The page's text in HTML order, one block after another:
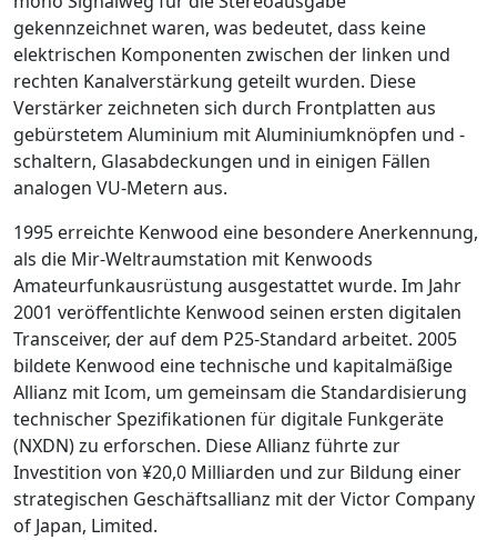
gekennzeichnet waren, was bedeutet, dass keine
elektrischen Komponenten zwischen der linken und
rechten Kanalverstärkung geteilt wurden. Diese
Verstärker zeichneten sich durch Frontplatten aus
gebürstetem Aluminium mit Aluminiumknöpfen und -
schaltern, Glasabdeckungen und in einigen Fällen
analogen VU-Metern aus.
1995 erreichte Kenwood eine besondere Anerkennung,
als die Mir-Weltraumstation mit Kenwoods
Amateurfunkausrüstung ausgestattet wurde. Im Jahr
2001 veröffentlichte Kenwood seinen ersten digitalen
Transceiver, der auf dem P25-Standard arbeitet. 2005
bildete Kenwood eine technische und kapitalmäßige
Allianz mit Icom, um gemeinsam die Standardisierung
technischer Spezifikationen für digitale Funkgeräte
(NXDN) zu erforschen. Diese Allianz führte zur
Investition von ¥20,0 Milliarden und zur Bildung einer
strategischen Geschäftsallianz mit der Victor Company
of Japan, Limited.